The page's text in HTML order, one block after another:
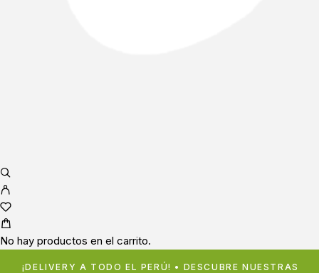
No hay productos en el carrito.
¡DELIVERY A TODO EL PERÚ! • DESCUBRE NUESTRAS